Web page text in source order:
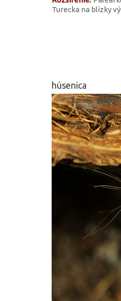
Turecka na blízky
húsenica